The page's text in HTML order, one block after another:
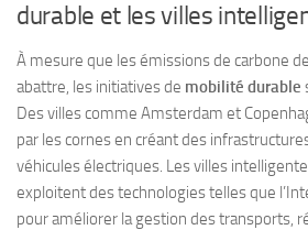
durable et les villes
À mesure que les émissions de carbone
abattre, les initiatives de mobilité durable
Des villes comme Amsterdam et
par les cornes en créant des
véhicules électriques. Les villes
exploitent des technologies telles que
pour améliorer la gestion des transports,